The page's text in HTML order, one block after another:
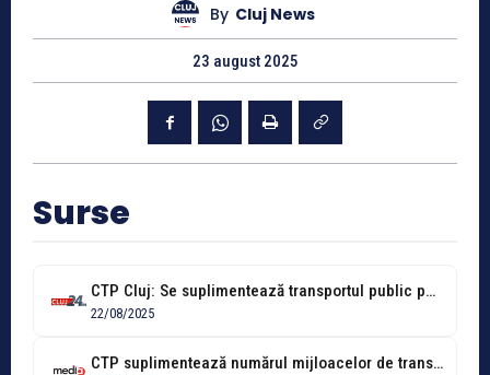
By Cluj News
23 august 2025
Surse
CTP Cluj: Se suplimentează transportul public pentru meciul „U”-Dinamo. Vezi pe ce...
22/08/2025
CTP suplimentează numărul mijloacelor de transport cu ocazia meciului de fotbal dintre...